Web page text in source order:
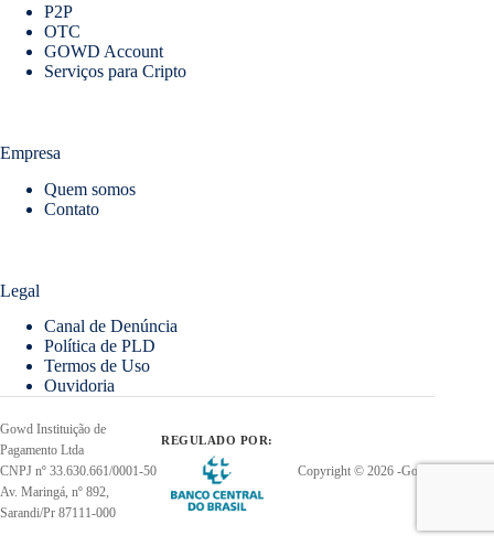
P2P
OTC
GOWD Account
Serviços para Cripto
Empresa
Quem somos
Contato
Legal
Canal de Denúncia
Política de PLD
Termos de Uso
Ouvidoria
Gowd Instituição de
Pagamento Ltda
CNPJ nº 33.630.661/0001-50
Av. Maringá, nº 892,
Sarandi/Pr 87111-000
REGULADO POR:
Copyright © 2026 -Gowd